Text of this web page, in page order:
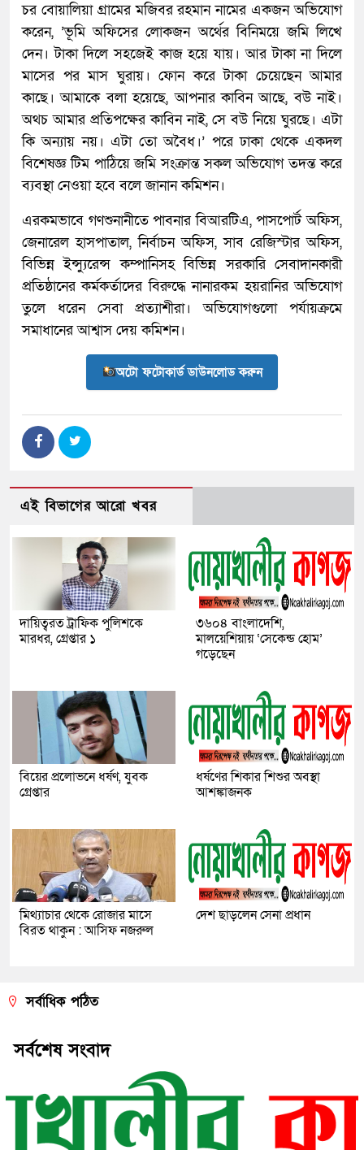
চর বোয়ালিয়া গ্রামের মজিবর রহমান নামের একজন অভিযোগ
করেন, ’ভূমি অফিসের লোকজন অর্থের বিনিময়ে জমি লিখে
দেন। টাকা দিলে সহজেই কাজ হয়ে যায়। আর টাকা না দিলে
মাসের পর মাস ঘুরায়। ফোন করে টাকা চেয়েছেন আমার
কাছে। আমাকে বলা হয়েছে, আপনার কাবিন আছে, বউ নাই।
অথচ আমার প্রতিপক্ষের কাবিন নাই, সে বউ নিয়ে ঘুরছে। এটা
কি অন্যায় নয়। এটা তো অবৈধ।’ পরে ঢাকা থেকে একদল
বিশেষজ্ঞ টিম পাঠিয়ে জমি সংক্রান্ত সকল অভিযোগ তদন্ত করে
ব্যবস্থা নেওয়া হবে বলে জানান কমিশন।
এরকমভাবে গণশুনানীতে পাবনার বিআরটিএ, পাসপোর্ট অফিস,
জেনারেল হাসপাতাল, নির্বাচন অফিস, সাব রেজিস্টার অফিস,
বিভিন্ন ইন্স্যুরেন্স কম্পানিসহ বিভিন্ন সরকারি সেবাদানকারী
প্রতিষ্ঠানের কর্মকর্তাদের বিরুদ্ধে নানারকম হয়রানির অভিযোগ
‍তুলে ধরেন সেবা প্রত্যাশীরা। অভিযোগগুলো পর্যায়ক্রমে
সমাধানের আশ্বাস দেয় কমিশন।
অটো ফটোকার্ড ডাউনলোড করুন
এই বিভাগের আরো খবর
দায়িত্বরত ট্রাফিক পুলিশকে
মারধর, গ্রেপ্তার ১
৩৬০৪ বাংলাদেশি,
মালয়েশিয়ায় ‘সেকেন্ড হোম’
গড়েছেন
বিয়ের প্রলোভনে ধর্ষণ, যুবক
গ্রেপ্তার
ধর্ষণের শিকার শিশুর অবস্থা
আশঙ্কাজনক
মিথ্যাচার থেকে রোজার মাসে
বিরত থাকুন : আসিফ নজরুল
দেশ ছাড়লেন সেনা প্রধান
সর্বাধিক পঠিত
সর্বশেষ সংবাদ